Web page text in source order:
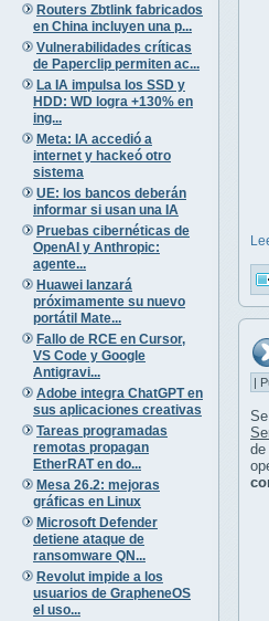
Routers Zbtlink fabricados
en China incluyen una p...
Vulnerabilidades críticas
de Paperclip permiten ac...
La IA impulsa los SSD y
HDD: WD logra +130% en
ing...
Meta: IA accedió a
internet y hackeó otro
sistema
UE: los bancos deberán
informar si usan una IA
Pruebas cibernéticas de
OpenAI y Anthropic:
agente...
Huawei lanzará
próximamente su nuevo
portátil Mate...
Fallo de RCE en Cursor,
VS Code y Google
Antigravi...
Adobe integra ChatGPT en
sus aplicaciones creativas
Tareas programadas
remotas propagan
EtherRAT en do...
Mesa 26.2: mejoras
gráficas en Linux
Microsoft Defender
detiene ataque de
ransomware QN...
Revolut impide a los
usuarios de GrapheneOS
el uso...
|
de